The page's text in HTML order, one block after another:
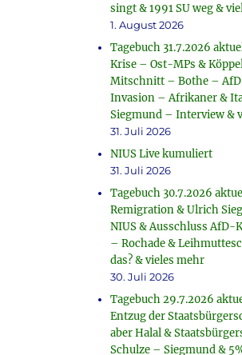
singt & 1991 SU weg &
1. August 2026
Tagebuch 31.7.2026
Krise – Ost-MPs &
Mitschnitt – Bothe –
Invasion – Afrikaner &
Siegmund – Interview &
31. Juli 2026
NIUS Live kumuliert
31. Juli 2026
Tagebuch 30.7.2026
Remigration & Ulrich
NIUS & Ausschluss AfD-
– Rochade &
das? & vieles mehr
30. Juli 2026
Tagebuch 29.7.2026
Entzug der
aber Halal &
Schulze – Siegmund &